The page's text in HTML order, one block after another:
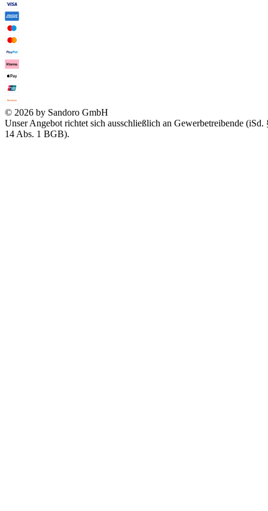
© 2026 by Sandoro GmbH
Unser Angebot richtet sich ausschließlich an Gewerbetreibende (iSd.
14 Abs. 1 BGB).